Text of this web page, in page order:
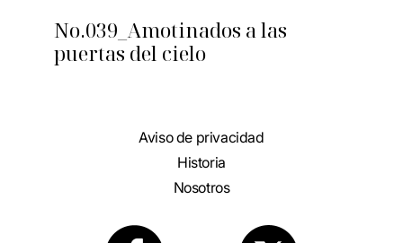
No.039_Amotinados a las
puertas del cielo
Aviso de privacidad
Historia
Nosotros